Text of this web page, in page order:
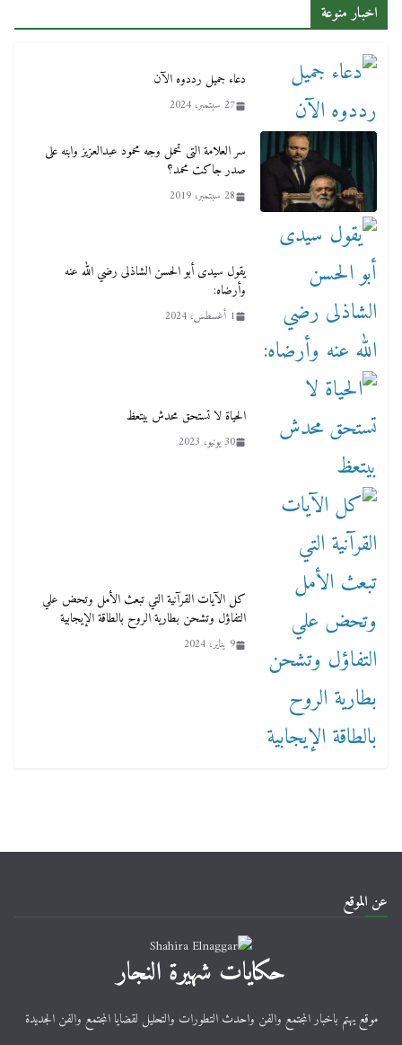
اخبار منوعة
دعاء جميل رددوه الآن
27 سبتمبر، 2024
سر العلامة التى تحمل وجه محمود عبدالعزيز وابنه على
صدر جاكت محمد؟
28 سبتمبر، 2019
يقول سيدى أبو الحسن الشاذلى رضي الله عنه
وأرضاه:
1 أغسطس، 2024
الحياة لا تستحق محدش بيتعظ
30 يونيو، 2023
ﻛﻞ ﺍﻵﻳﺎﺕ القرآنية ﺍﻟﺘﻲ ﺗﺒﻌﺚ ﺍﻷﻣﻞ‏ ﻭﺗﺤﺾ ﻋﻠﻲ
ﺍﻟﺘﻔﺎﺅﻝ‏ ﻭﺗﺸﺤﻦ ﺑﻄﺎﺭﻳﺔ ﺍﻟﺮﻭﺡ ﺑﺎﻟﻄﺎﻗﺔ ﺍﻹﻳﺠﺎﺑﻴﺔ
9 يناير، 2024
عن الموقع
حكايات شهيرة النجار
موقع يهتم باخبار المجتمع والفن واحدث التطورات والتحليل لقضايا المجتمع والفن الجديدة